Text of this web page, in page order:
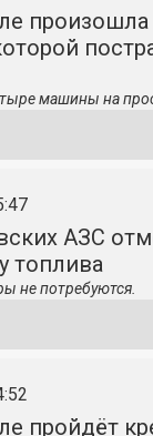
машины на
АЗС
топлива
не потребуются.
пройдёт